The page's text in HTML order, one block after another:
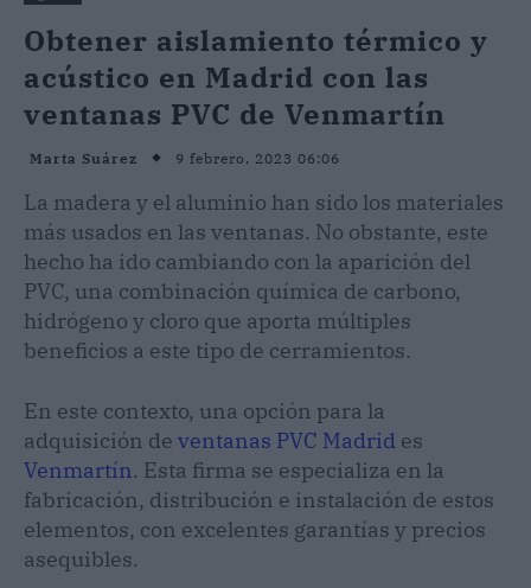
Obtener aislamiento térmico y
acústico en Madrid con las
ventanas PVC de Venmartín
Marta Suárez 9 febrero, 2023 06:06
La madera y el aluminio han sido los materiales
más usados en las ventanas. No obstante, este
hecho ha ido cambiando con la aparición del
PVC, una combinación química de carbono,
hidrógeno y cloro que aporta múltiples
beneficios a este tipo de cerramientos.
En este contexto, una opción para la
adquisición de ventanas PVC Madrid es
Venmartín. Esta firma se especializa en la
fabricación, distribución e instalación de estos
elementos, con excelentes garantías y precios
asequibles.